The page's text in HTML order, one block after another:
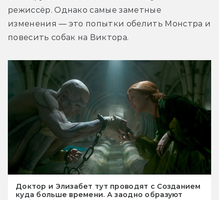
режиссёр. Однако самые заметные
изменения — это попытки обелить Монстра и
повесить собак на Виктора.
Доктор и Элизабет тут проводят с Созданием
куда больше времени. А заодно образуют